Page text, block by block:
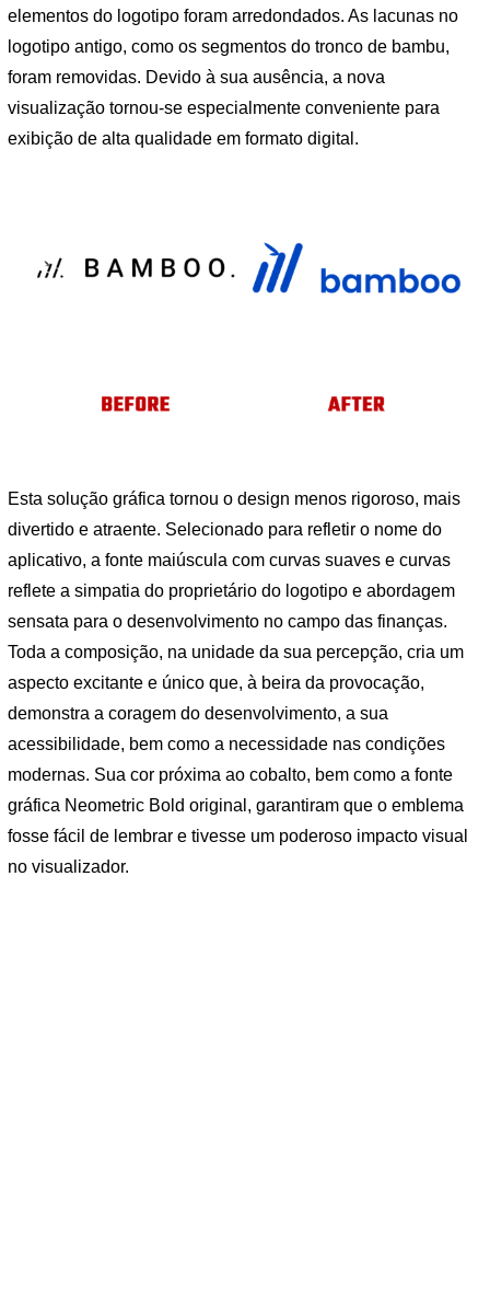
elementos do logotipo foram arredondados. As lacunas no
logotipo antigo, como os segmentos do tronco de bambu,
foram removidas. Devido à sua ausência, a nova
visualização tornou-se especialmente conveniente para
exibição de alta qualidade em formato digital.
Esta solução gráfica tornou o design menos rigoroso, mais
divertido e atraente. Selecionado para refletir o nome do
aplicativo, a fonte maiúscula com curvas suaves e curvas
reflete a simpatia do proprietário do logotipo e abordagem
sensata para o desenvolvimento no campo das finanças.
Toda a composição, na unidade da sua percepção, cria um
aspecto excitante e único que, à beira da provocação,
demonstra a coragem do desenvolvimento, a sua
acessibilidade, bem como a necessidade nas condições
modernas. Sua cor próxima ao cobalto, bem como a fonte
gráfica Neometric Bold original, garantiram que o emblema
fosse fácil de lembrar e tivesse um poderoso impacto visual
no visualizador.